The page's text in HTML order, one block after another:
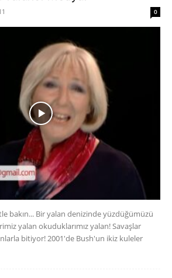
0
bakın... Bir yalan denizinde yüzdüğümüzü
yalan okuduklarımız yalan! Savaşlar
bitiyor! 2001'de Bush'un ikiz kuleler